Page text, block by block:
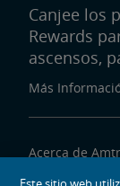
Canjee los
Rewards
ascensos,
Más
Acerca de
Viajar con